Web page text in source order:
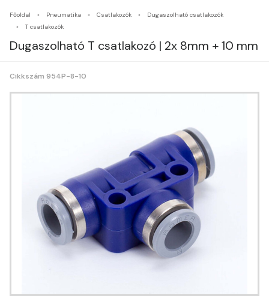
Főoldal Pneumatika Csatlakozók
Dugaszolható csatlakozók
T csatlakozók
Dugaszolható T csatlakozó | 2x 8mm + 10 mm
Cikkszám 954P-8-10